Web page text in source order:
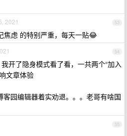
53
2021
焦虑 的特别严重，每天一贴😂
54
开了隐身模式看了看，一共两个“加入
文章体验
园编辑器着实劝退。。。老哥有啥国
55